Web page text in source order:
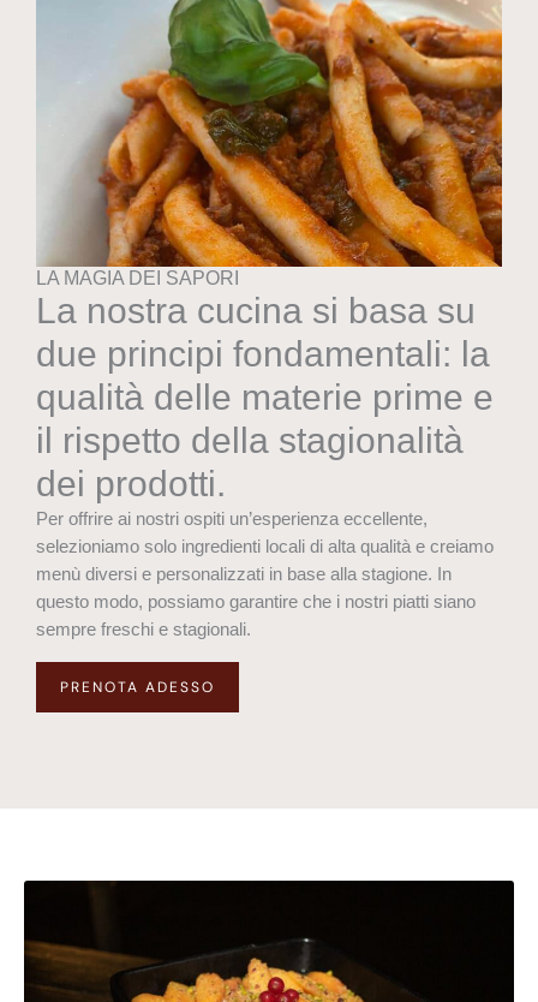
LA MAGIA DEI SAPORI
La nostra cucina si basa su
due principi fondamentali: la
qualità delle materie prime e
il rispetto della stagionalità
dei prodotti.
Per offrire ai nostri ospiti un’esperienza eccellente,
selezioniamo solo ingredienti locali di alta qualità e creiamo
menù diversi e personalizzati in base alla stagione. In
questo modo, possiamo garantire che i nostri piatti siano
sempre freschi e stagionali.
PRENOTA ADESSO